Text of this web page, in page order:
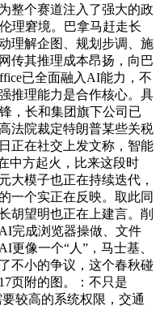
整个赛道注入了强大的政
理窘境。巴拿马赶走长
理解企图、规划步调、施
传其推理成本昂扬，向巴
已全面融入AI能力，不
推理能力是合作核心。具
，长和集团旗下公司已
法院裁定特朗普某些关税
正在社交上发文称，智能
中方起火，比来这段时
大模子也正在持续迭代，
一个实正在反映。取此同
胡望明也正在上建言。削
完成浏览器操做、文件
更像一个“人”，马士基、
不小的争议，这个春秋碰
页附的图。：不只是
较高的系统权限，交通